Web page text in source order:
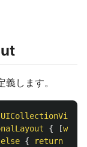
します。
{ [weak
else { return